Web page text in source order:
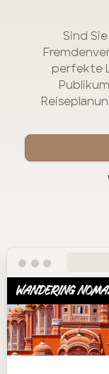
Sind
perfekte